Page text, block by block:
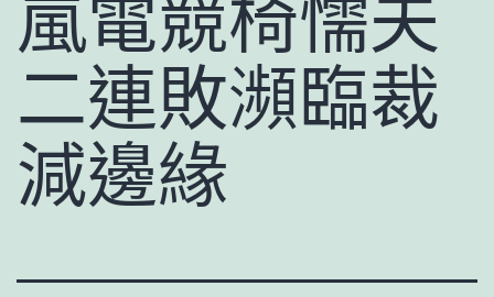
嵐電競椅懦夫
二連敗瀕臨裁
減邊緣